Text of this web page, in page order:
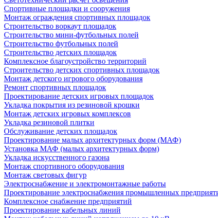
Спортивные площадки и сооружения
Монтаж ограждения спортивных площадок
Строительство воркаут площадок
Строительство мини-футбольных полей
Строительство футбольных полей
Строительство детских площадок
Комплексное благоустройство территорий
Строительство детских спортивных площадок
Монтаж детского игрового оборудования
Ремонт спортивных площадок
Проектирование детских игровых площадок
Укладка покрытия из резиновой крошки
Монтаж детских игровых комплексов
Укладка резиновой плитки
Обслуживание детских площадок
Проектирование малых архитектурных форм (МАФ)
Установка МАФ (малых архитектурных форм)
Укладка искусственного газона
Монтаж спортивного оборудования
Монтаж световых фигур
Электроснабжение и электромонтажные работы
Проектирование электроснабжения промышленных
Комплексное снабжение предприятий
Проектирование кабельных линий